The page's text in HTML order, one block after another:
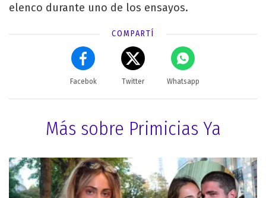
elenco durante uno de los ensayos.
COMPARTÍ
Facebok Twitter Whatsapp
Más sobre Primicias Ya